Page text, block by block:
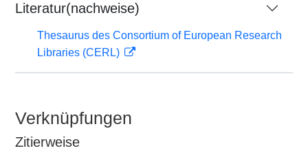
Literatur(nachweise)
Thesaurus des Consortium of European Research
Libraries (CERL)
Verknüpfungen
Zitierweise